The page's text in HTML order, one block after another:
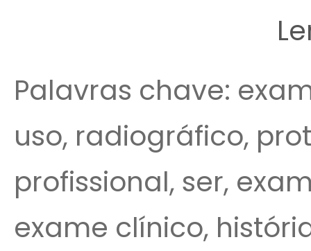
Palavras chave:
uso, radiográfico,
profissional, ser,
exame clínico,